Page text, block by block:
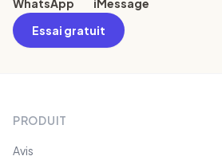
WhatsApp
iMessage
Essai gratuit
PRODUIT
Avis